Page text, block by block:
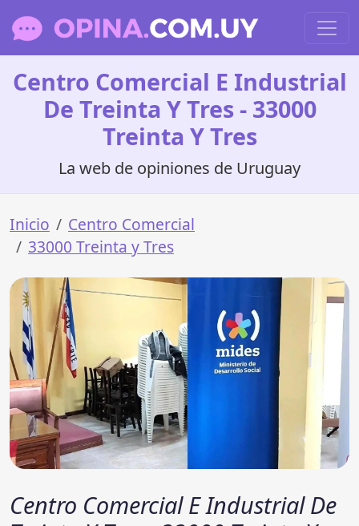
Centro Comercial E Industrial
De Treinta Y Tres - 33000
Treinta Y Tres
La web de opiniones de Uruguay
Inicio
Centro Comercial
33000 Treinta y Tres
Centro Comercial E Industrial De